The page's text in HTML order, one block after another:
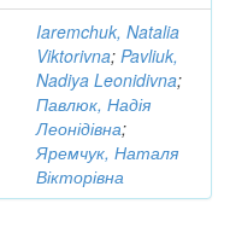
Iaremchuk, Natalia
Viktorivna; Pavliuk,
Nadiya Leonidivna;
Павлюк, Надія
Леонідівна;
Яремчук, Наталя
Вікторівна